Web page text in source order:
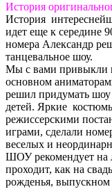
История
История
идет еще к середине
номера Александр
танцевальное шоу.
Мы с вами привыкли
основном
решил придумать шоу
детей. Яркие
режиссерскими
играми, сделали
веселых и
ШОУ рекомендует на
проходит, как на
рожденья,